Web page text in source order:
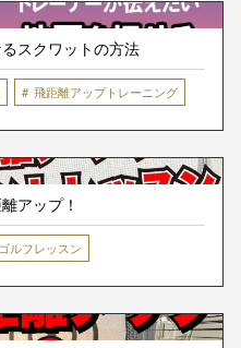
スクワットの方法
飛距離アップトレーニング
アップ！
ゴルフレッスン